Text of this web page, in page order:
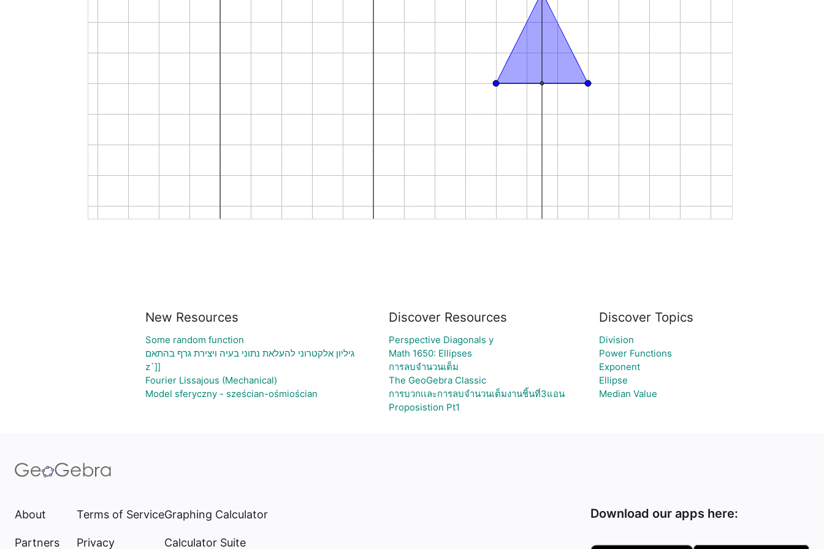
New Resources
Some random function
גיליון אלקטרוני להעלאת נתוני בעיה ויצירת גרף בהתאם
z`]]
Fourier Lissajous (Mechanical)
Model sferyczny - sześcian-ośmiościan
Discover Resources
Perspective Diagonals y
Math 1650: Ellipses
การลบจำนวนเต็ม
The GeoGebra Classic
การบวกเเละการลบจำนวนเต็มงานชิ้นที่3แอน
Proposistion Pt1
Discover Topics
Division
Power Functions
Exponent
Ellipse
Median Value
About
Partners
Terms of Service
Privacy
Graphing Calculator
Calculator Suite
Download our apps here: